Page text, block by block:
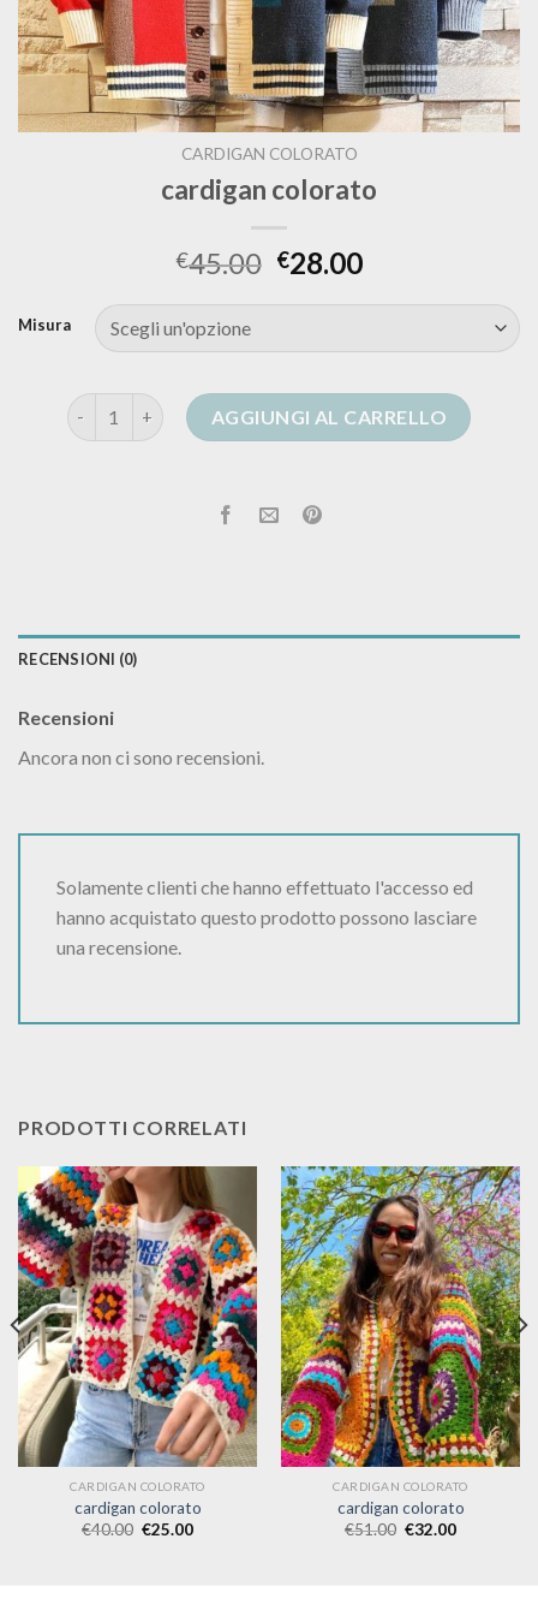
CARDIGAN COLORATO
cardigan colorato
€45.00 €28.00
Misura
cardigan colorato quantitàAGGIUNGI AL CARRELLO
RECENSIONI (0)
Recensioni
Ancora non ci sono recensioni.
Solamente clienti che hanno effettuato l'accesso ed
hanno acquistato questo prodotto possono lasciare
una recensione.
PRODOTTI CORRELATI
CARDIGAN COLORATO
cardigan colorato
€40.00 €25.00
CARDIGAN COLORATO
cardigan colorato
€51.00 €32.00